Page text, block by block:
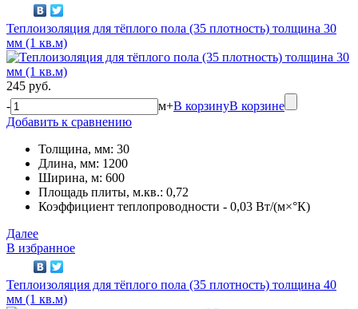
Теплоизоляция для тёплого пола (35 плотность) толщина 30
мм (1 кв.м)
245 руб.
-
м+В корзинуВ корзине
Добавить к сравнению
Толщина, мм: 30
Длина, мм: 1200
Ширина, м: 600
Площадь плиты, м.кв.: 0,72
Коэффициент теплопроводности - 0,03 Вт/(м×°К)
Далее
В избранное
Теплоизоляция для тёплого пола (35 плотность) толщина 40
мм (1 кв.м)